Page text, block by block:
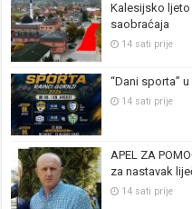
Kalesijsko ljeto
saobraćaja
14 sati prije
“Dani sporta”
14 sati prije
APEL ZA
za nastavak
14 sati prije